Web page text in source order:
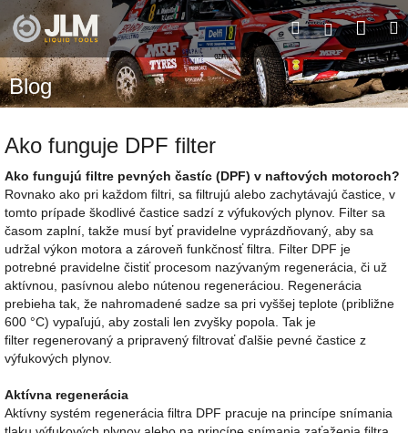
Prejsť
na
obsah
Hľadať
Blog
Ako funguje DPF filter
Ako fungujú filtre pevných častíc (DPF) v naftových motoroch?
Rovnako ako pri každom filtri, sa filtrujú alebo zachytávajú častice, v
tomto prípade škodlivé častice sadzí z výfukových plynov. Filter sa
časom zaplní, takže musí byť pravidelne vyprázdňovaný, aby sa
udržal výkon motora a zároveň funkčnosť filtra. Filter DPF je
potrebné pravidelne čistiť procesom nazývaným regenerácia, či už
aktívnou, pasívnou alebo nútenou regeneráciou. Regenerácia
prebieha tak, že nahromadené sadze sa pri vyššej teplote (približne
600 °C) vypaľujú, aby zostali len zvyšky popola. Tak je
filter regenerovaný a pripravený filtrovať ďalšie pevné častice z
výfukových plynov.
Aktívna regenerácia
Aktívny systém regenerácia filtra DPF pracuje na princípe snímania